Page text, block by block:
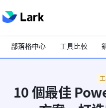
部落格中心 工具比較
10 個最佳